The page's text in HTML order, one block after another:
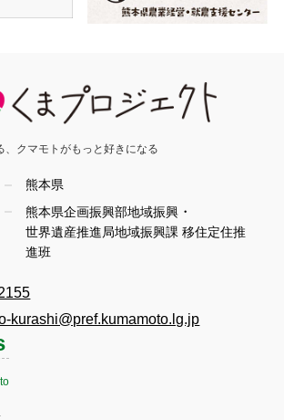
クマモトがもっと好きになる
熊本県
熊本県企画振興部地域振興 ・
世界遺産推進局地域振興課 移住定住推
進班
kurashi@pref.kumamoto.lg.jp